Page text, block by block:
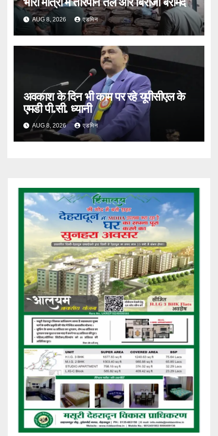
AUG 8, 2026 एडमिन
अवकाश के दिन भी काम पर रहे यूपीसीएल के
एमडी पी.सी. ध्यानी
AUG 8, 2026 एडमिन